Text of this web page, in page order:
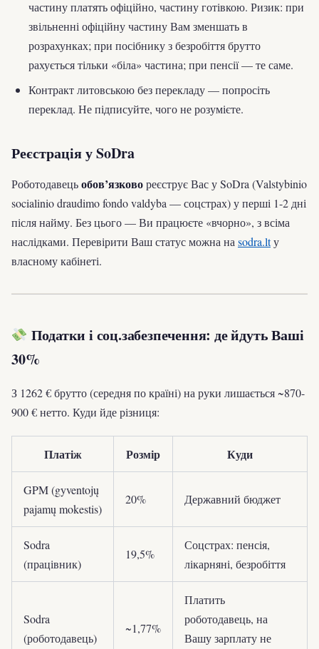
частину платять офіційно, частину готівкою. Ризик: при
звільненні офіційну частину Вам зменшать в
розрахунках; при посібнику з безробіття брутто
рахується тільки «біла» частина; при пенсії — те саме.
Контракт литовською без перекладу — попросіть
переклад. Не підписуйте, чого не розумієте.
Реєстрація у SoDra
Роботодавецьобов’язковореєструє Вас у SoDra (Valstybinio
socialinio draudimo fondo valdyba — соцстрах) у перші 1-2 дні
після найму. Без цього — Ви працюєте «вчорно», з всіма
наслідками. Перевірити Ваш статус можна на sodra.ltу
власному кабінеті.
Податки і соц.забезпечення: де йдуть Ваші
30%
З 1262 € брутто (середня по країні) на руки лишається ~870-
900 € нетто. Куди йде різниця:
Платіж Розмір Куди
GPM (gyventojų
pajamų mokestis)
20% Державний бюджет
Sodra
(працівник)
19,5%
Соцстрах: пенсія,
лікарняні, безробіття
Sodra
(роботодавець)
~1,77%
Платить
роботодавець, на
Вашу зарплату не